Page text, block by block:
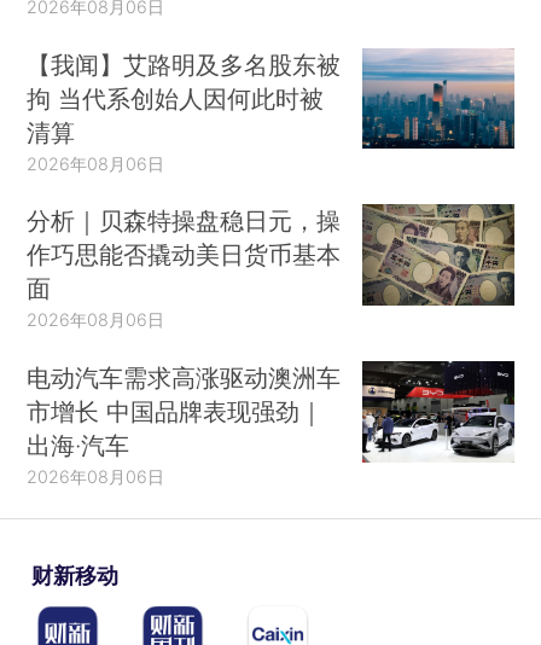
2026年08月06日
【我闻】艾路明及多名股东被
拘 当代系创始人因何此时被
清算
2026年08月06日
分析｜贝森特操盘稳日元，操
作巧思能否撬动美日货币基本
面
2026年08月06日
电动汽车需求高涨驱动澳洲车
市增长 中国品牌表现强劲｜
出海·汽车
2026年08月06日
财新移动